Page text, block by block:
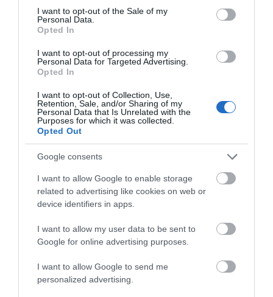
consent section.
I want to opt-out of the Sale of my
Personal Data.
Opted In
I want to opt-out of processing my
Personal Data for Targeted Advertising.
Opted In
I want to opt-out of Collection, Use,
Retention, Sale, and/or Sharing of my
Personal Data that Is Unrelated with the
Purposes for which it was collected.
Opted Out
Google consents
I want to allow Google to enable storage
related to advertising like cookies on web or
device identifiers in apps.
I want to allow my user data to be sent to
Google for online advertising purposes.
I want to allow Google to send me
personalized advertising.